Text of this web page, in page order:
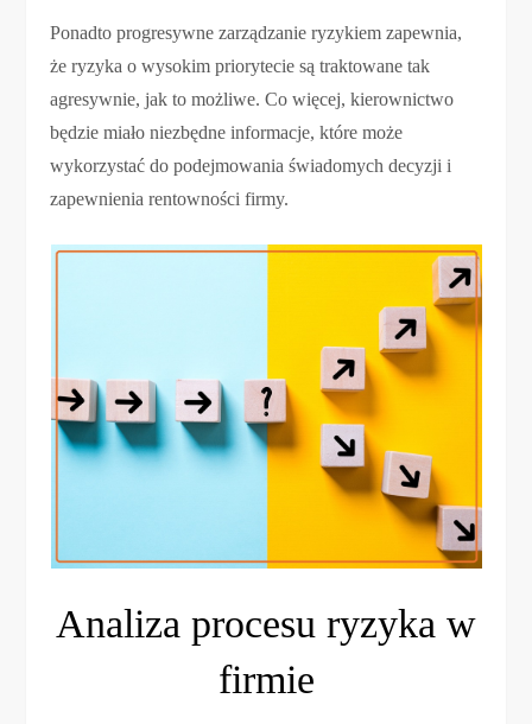
Ponadto progresywne zarządzanie ryzykiem zapewnia,
że ​​ryzyka o wysokim priorytecie są traktowane tak
agresywnie, jak to możliwe. Co więcej, kierownictwo
będzie miało niezbędne informacje, które może
wykorzystać do podejmowania świadomych decyzji i
zapewnienia rentowności firmy.
Analiza procesu ryzyka w
firmie